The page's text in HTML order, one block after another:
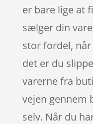
er bare lige at
sælger din
stor fordel,
det er du
varerne fra
vejen gennem
selv. Når du